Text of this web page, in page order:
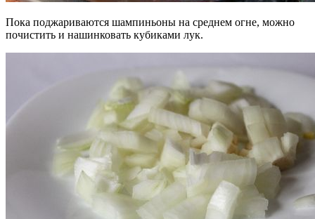
Пока поджариваются шампиньоны на среднем огне, можно
почистить и нашинковать кубиками лук.